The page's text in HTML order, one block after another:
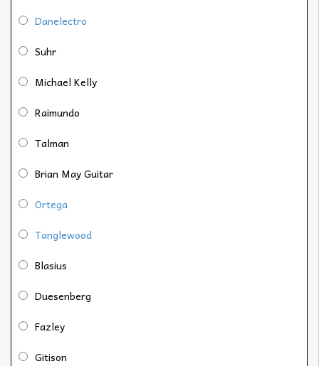
Danelectro
Suhr
Michael Kelly
Raimundo
Talman
Brian May Guitar
Ortega
Tanglewood
Blasius
Duesenberg
Fazley
Gitison